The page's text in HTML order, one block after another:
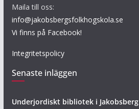
Maila till oss:
info@jakobsbergsfolkhogskola.se
Vi finns på Facebook!
Integritetspolicy
Senaste inläggen
Underjordiskt bibliotek i Jakobsberg